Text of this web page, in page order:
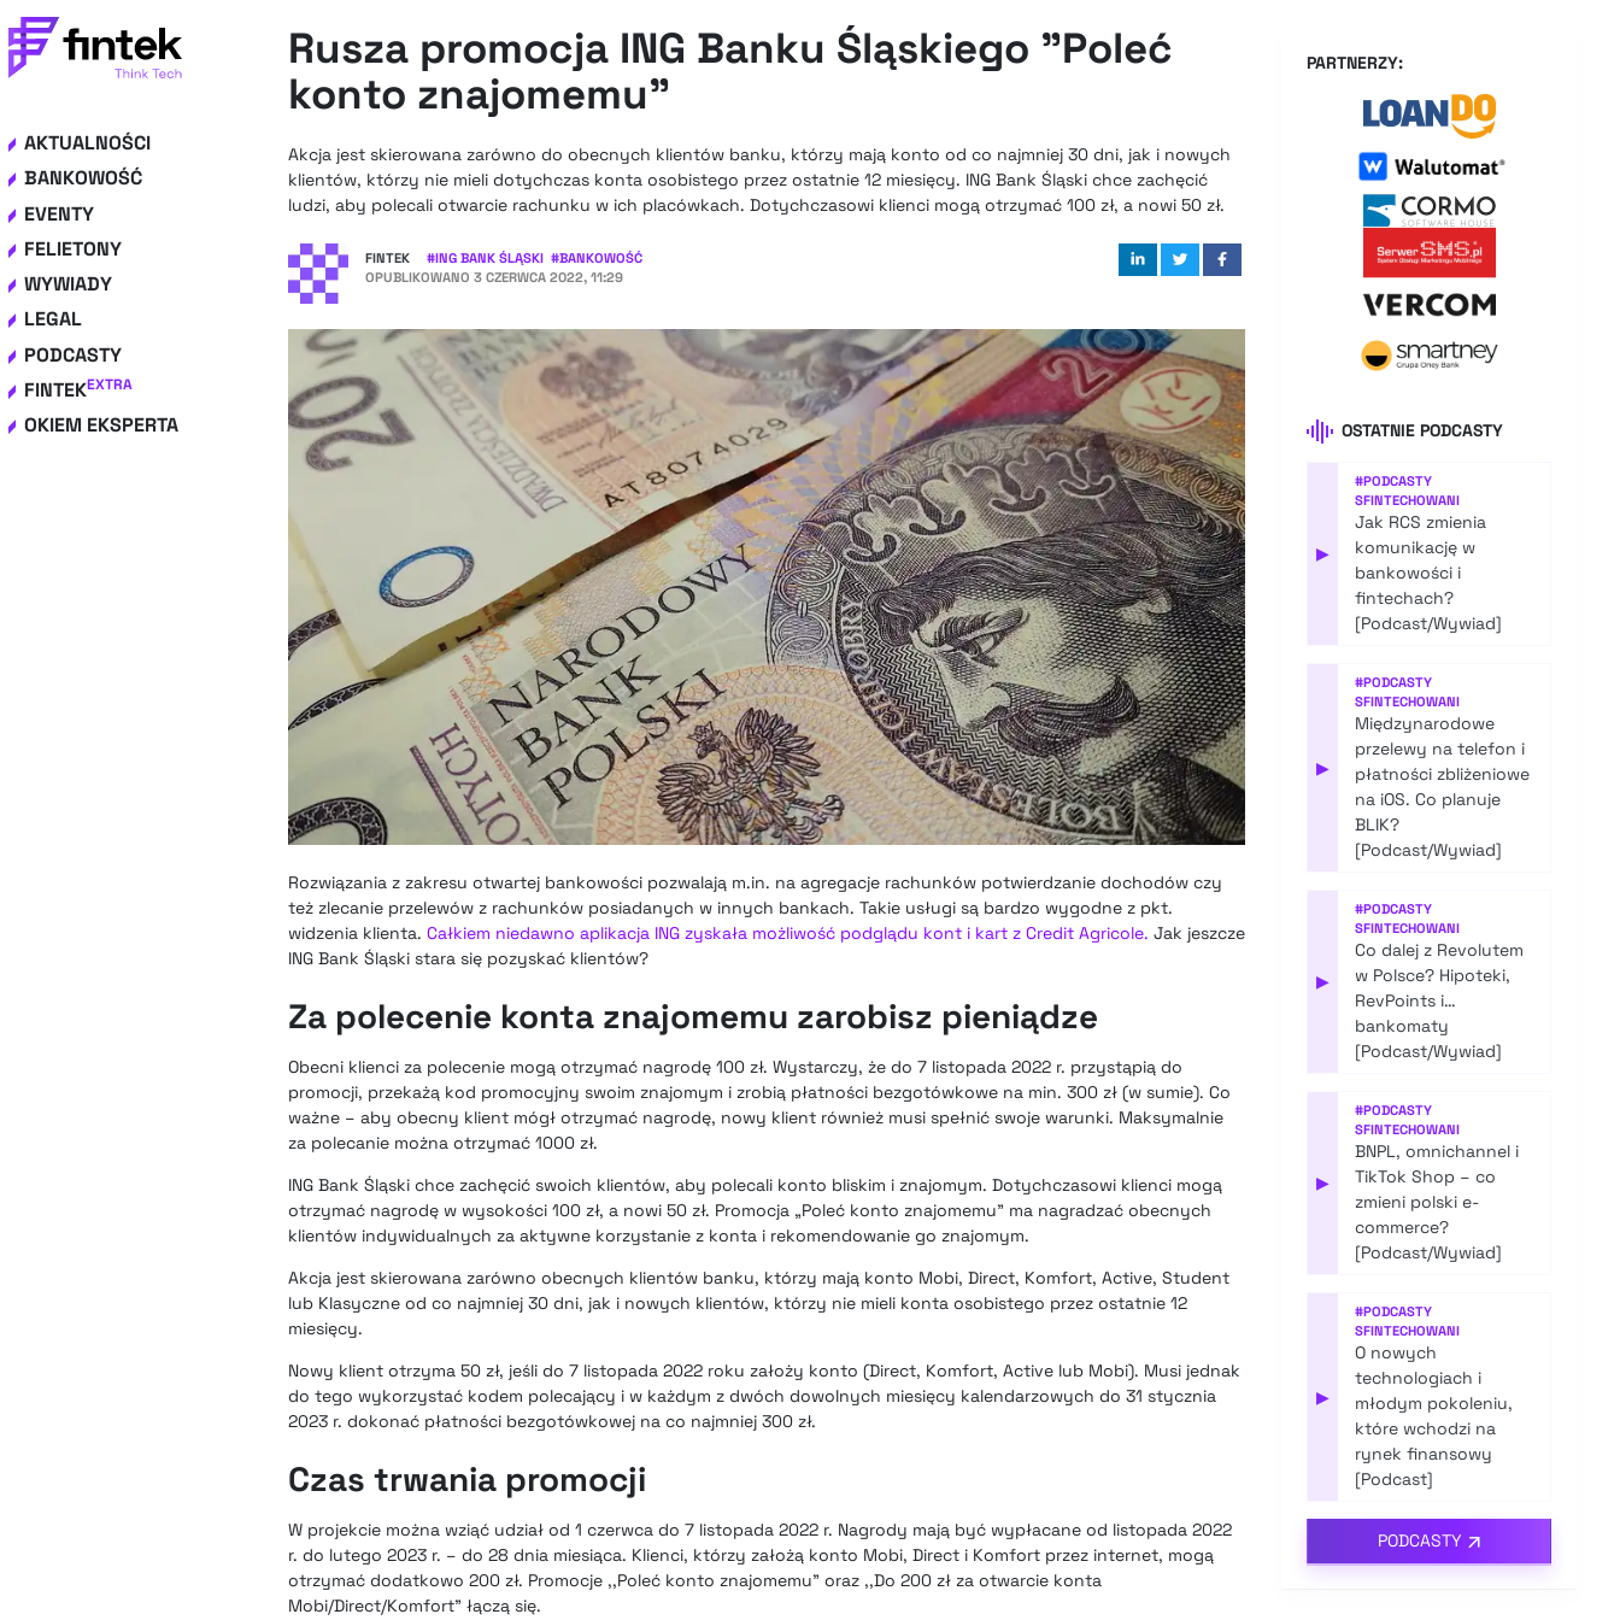
AKTUALNOŚCI
BANKOWOŚĆ
EVENTY
FELIETONY
WYWIADY
LEGAL
PODCASTY
FINTEKEXTRA
OKIEM EKSPERTA
Rusza promocja ING Banku Śląskiego "Poleć
konto znajomemu"
Akcja jest skierowana zarówno do obecnych klientów banku, którzy mają konto od co najmniej 30 dni, jak i nowych
klientów, którzy nie mieli dotychczas konta osobistego przez ostatnie 12 miesięcy. ING Bank Śląski chce zachęcić
ludzi, aby polecali otwarcie rachunku w ich placówkach. Dotychczasowi klienci mogą otrzymać 100 zł, a nowi 50 zł.
FINTEK #ING BANK ŚLĄSKI #BANKOWOŚĆ
OPUBLIKOWANO 3 CZERWCA 2022, 11:29
Rozwiązania z zakresu otwartej bankowości pozwalają m.in. na agregacje rachunków potwierdzanie dochodów czy
też zlecanie przelewów z rachunków posiadanych w innych bankach. Takie usługi są bardzo wygodne z pkt.
widzenia klienta. Całkiem niedawno aplikacja ING zyskała możliwość podglądu kont i kart z Credit Agricole. Jak jeszcze
ING Bank Śląski stara się pozyskać klientów?
Za polecenie konta znajomemu zarobisz pieniądze
Obecni klienci za polecenie mogą otrzymać nagrodę 100 zł. Wystarczy, że do 7 listopada 2022 r. przystąpią do
promocji, przekażą kod promocyjny swoim znajomym i zrobią płatności bezgotówkowe na min. 300 zł (w sumie). Co
ważne – aby obecny klient mógł otrzymać nagrodę, nowy klient również musi spełnić swoje warunki. Maksymalnie
za polecanie można otrzymać 1000 zł.
ING Bank Śląski chce zachęcić swoich klientów, aby polecali konto bliskim i znajomym. Dotychczasowi klienci mogą
otrzymać nagrodę w wysokości 100 zł, a nowi 50 zł. Promocja „Poleć konto znajomemu” ma nagradzać obecnych
klientów indywidualnych za aktywne korzystanie z konta i rekomendowanie go znajomym.
Akcja jest skierowana zarówno obecnych klientów banku, którzy mają konto Mobi, Direct, Komfort, Active, Student
lub Klasyczne od co najmniej 30 dni, jak i nowych klientów, którzy nie mieli konta osobistego przez ostatnie 12
miesięcy.
Nowy klient otrzyma 50 zł, jeśli do 7 listopada 2022 roku założy konto (Direct, Komfort, Active lub Mobi). Musi jednak
do tego wykorzystać kodem polecający i w każdym z dwóch dowolnych miesięcy kalendarzowych do 31 stycznia
2023 r. dokonać płatności bezgotówkowej na co najmniej 300 zł.
Czas trwania promocji
W projekcie można wziąć udział od 1 czerwca do 7 listopada 2022 r. Nagrody mają być wypłacane od listopada 2022
r. do lutego 2023 r. – do 28 dnia miesiąca. Klienci, którzy założą konto Mobi, Direct i Komfort przez internet, mogą
otrzymać dodatkowo 200 zł. Promocje ,,Poleć konto znajomemu” oraz ,,Do 200 zł za otwarcie konta
Mobi/Direct/Komfort” łączą się.
PARTNERZY:
OSTATNIE PODCASTY
▶
#PODCASTY
SFINTECHOWANI
Jak RCS zmienia
komunikację w
bankowości i
fintechach?
[Podcast/Wywiad]
▶
#PODCASTY
SFINTECHOWANI
Międzynarodowe
przelewy na telefon i
płatności zbliżeniowe
na iOS. Co planuje
BLIK?
[Podcast/Wywiad]
▶
#PODCASTY
SFINTECHOWANI
Co dalej z Revolutem
w Polsce? Hipoteki,
RevPoints i…
bankomaty
[Podcast/Wywiad]
▶
#PODCASTY
SFINTECHOWANI
BNPL, omnichannel i
TikTok Shop – co
zmieni polski e-
commerce?
[Podcast/Wywiad]
▶
#PODCASTY
SFINTECHOWANI
O nowych
technologiach i
młodym pokoleniu,
które wchodzi na
rynek finansowy
[Podcast]
PODCASTY